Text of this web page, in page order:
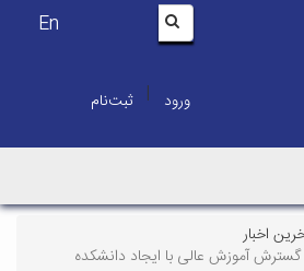
En
ورود | ثبت‌نام
اخبار
آموزش عالی با ایجاد دانشکده